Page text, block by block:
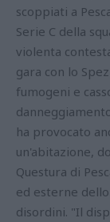
scoppiati a
Serie C della
violenta
gara con lo
fumogeni e
ha provocato
un'abitazione,
Questura di
ed esterne
disordini. "Il